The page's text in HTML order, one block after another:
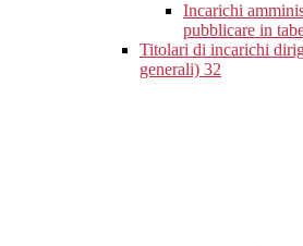
Incarichi
pubblicare in
Titolari di incarichi
generali) 32